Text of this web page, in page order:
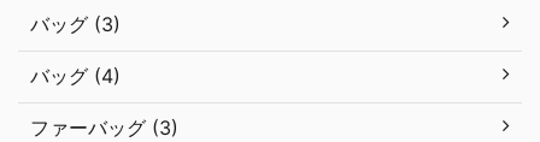
バッグ (3)
バッグ (4)
ファーバッグ (3)